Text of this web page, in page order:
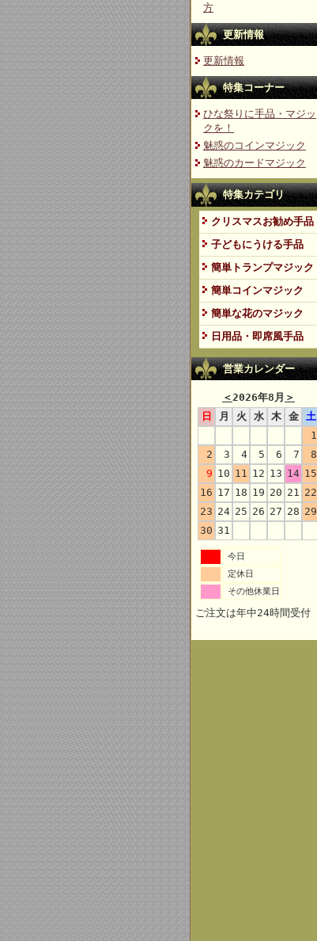
方
更新情報
更新情報
特集コーナー
ひな祭りに手品・マジッ
クを！
魅惑のコインマジック
魅惑のカードマジック
特集カテゴリ
クリスマスお勧め手品
子どもにうける手品
簡単トランプマジック
簡単コインマジック
簡単な花のマジック
日用品・即席風手品
営業カレンダー
＜2026年8月 ＞
日
月 火 水 木 金
土
1
2
3 4 5 6 7
8
9 10 11 12 13 14 15
16 17 18 19 20 21 22
23 24 25 26 27 28 29
30 31
今日
定休日
その他休業日
ご注文は年中24時間受付